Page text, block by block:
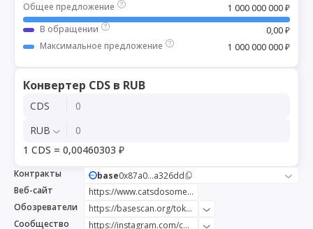
Общее предложение
1 000 000 000 ₽
В обращении
0,00 ₽
Максимальное предложение
1 000 000 000 ₽
Конвертер CDS в RUB
CDS
RUB
1 CDS = 0,00460303 ₽
Контракты base0x87a0...a326dd
Веб-сайт
https://www.catsdosomething.com/
Обозреватели
https://basescan.org/token/0x87a0233a8cb4392ec3eb8fa467817fc0b6a326dd
Сообщество
https://instagram.com/catsdosomething_